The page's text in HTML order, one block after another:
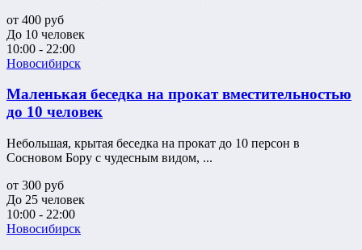
от 400 руб
До 10 человек
10:00 - 22:00
Новосибирск
Маленькая беседка на прокат вместительностью
до 10 человек
Небольшая, крытая беседка на прокат до 10 персон в
Сосновом Бору с чудесным видом, ...
от 300 руб
До 25 человек
10:00 - 22:00
Новосибирск